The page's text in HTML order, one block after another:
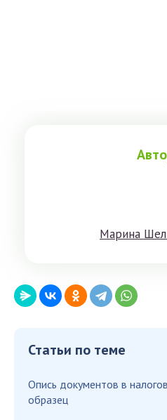
Мaринa
Статьи по теме
Опись документов в
образец